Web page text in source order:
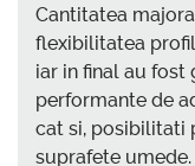
Cantitatea
flexibilitatea
iar in final au
performante de
cat si, posibilitati
suprafete